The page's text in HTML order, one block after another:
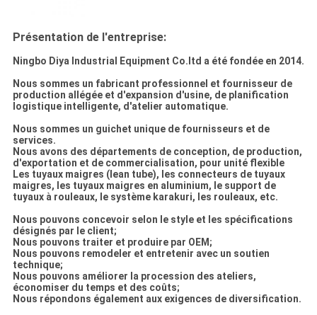
Présentation de l'entreprise:
Ningbo Diya Industrial Equipment Co.ltd a été fondée en 2014.
Nous sommes un fabricant professionnel et fournisseur de
production allégée et d'expansion d'usine, de planification
logistique intelligente, d'atelier automatique.
Nous sommes un guichet unique de fournisseurs et de
services.
Nous avons des départements de conception, de production,
d'exportation et de commercialisation, pour unité flexible
Les tuyaux maigres (lean tube), les connecteurs de tuyaux
maigres, les tuyaux maigres en aluminium, le support de
tuyaux à rouleaux, le système karakuri, les rouleaux, etc.
Nous pouvons concevoir selon le style et les spécifications
désignés par le client;
Nous pouvons traiter et produire par OEM;
Nous pouvons remodeler et entretenir avec un soutien
technique;
Nous pouvons améliorer la procession des ateliers,
économiser du temps et des coûts;
Nous répondons également aux exigences de diversification.